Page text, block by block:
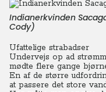
Indianerkvinden
Cody)
Ufattelige strabadser
Undervejs op ad
mødte flere gange
En af de større
at passere det store